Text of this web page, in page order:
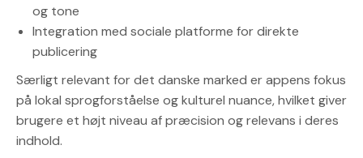
og tone
Integration med sociale platforme for direkte
publicering
Særligt relevant for det danske marked er appens fokus
på lokal sprogforståelse og kulturel nuance, hvilket giver
brugere et højt niveau af præcision og relevans i deres
indhold.